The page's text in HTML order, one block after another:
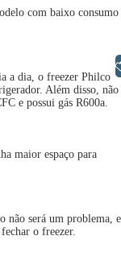
com baixo consumo
a dia, o freezer Philco
Além disso, não
e possui gás R600a.
maior espaço para
não será um problema, e
o freezer.